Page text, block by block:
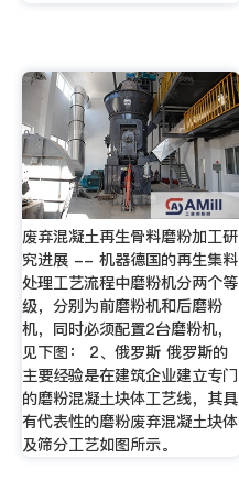
废弃混凝土再生骨料磨粉加工研
究进展 -- 机器德国的再生集料
处理工艺流程中磨粉机分两个等
级，分别为前磨粉机和后磨粉
机，同时必须配置2台磨粉机，
见下图： 2、俄罗斯 俄罗斯的
主要经验是在建筑企业建立专门
的磨粉混凝土块体工艺线，其具
有代表性的磨粉废弃混凝土块体
及筛分工艺如图所示。